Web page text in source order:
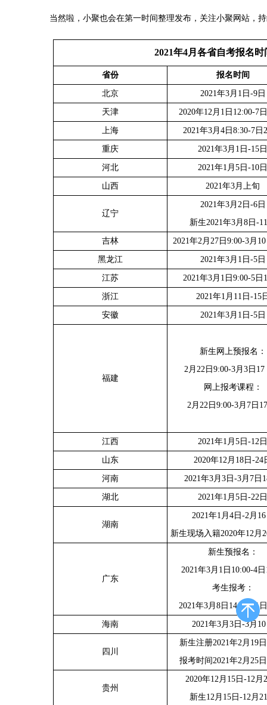
当然啦，小聚也会在第一时间整理发布，关注小聚网站，持
2021年4月各省自考报名时
省份 报名时间
北京 2021年3月1日-9日
天津 2020年12月1日12:00-7
上海 2021年3月4日8:30-7日
重庆 2021年3月1日-15日
河北 2021年1月5日-10日
山西 2021年3月上旬
辽宁
2021年3月2日-6日
新生2021年3月8日-
吉林 2021年2月27日9:00-3月
黑龙江 2021年3月1日-5日
江苏 2021年3月1日9:00-5日
浙江 2021年1月11日-15
安徽 2021年3月1日-5日
福建
新生网上预报名：
2月22日9:00-3月3日17
网上报考课程：
2月22日9:00-3月7日
江西 2021年1月5日-12日
山东 2020年12月18日-24
河南 2021年3月3日-3月7日
湖北 2021年1月5日-22日
湖南
2021年1月4日-2月
新生现场入籍2020年12月
广东
新生预报名：
2021年3月1日10:00-4日
考生报考：
2021年3月8日14:00-11
海南 2021年3月3日-3月
四川
新生注册2021年2月19
报考时间2021年2月25
贵州
2020年12月15日-12月
新生12月15日-12月